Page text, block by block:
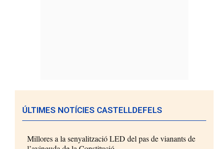
ÚLTIMES NOTÍCIES CASTELLDEFELS
Millores a la senyalització LED del pas de vianants de